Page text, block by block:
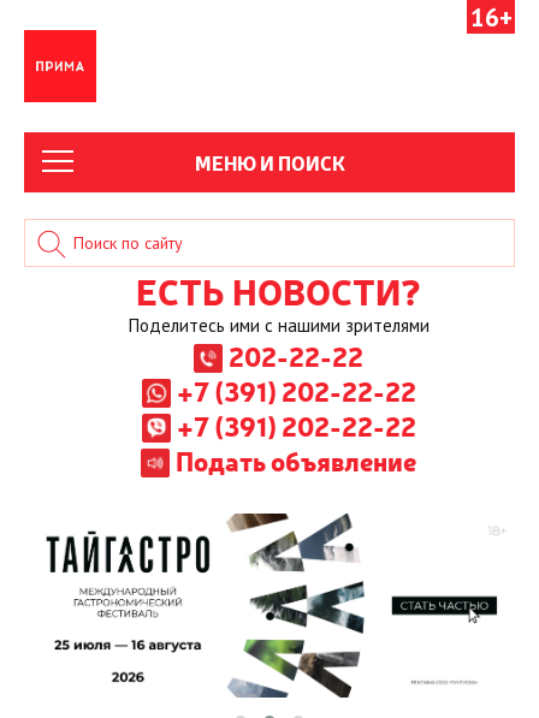
16+
МЕНЮ И ПОИСК
ЕСТЬ НОВОСТИ?
Поделитесь ими с нашими зрителями
202-22-22
+7 (391) 202-22-22
+7 (391) 202-22-22
Подать объявление